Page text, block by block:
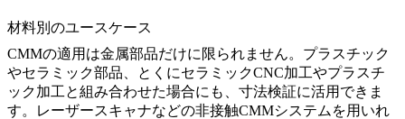
材料別のユースケース
CMMの適用は金属部品だけに限られません。プラスチック
やセラミック部品、とくにセラミックCNC加工やプラスチ
ック加工と組み合わせた場合にも、寸法検証に活用できま
す。レーザースキャナなどの非接触CMMシステムを用いれ